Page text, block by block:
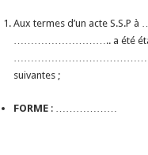
Aux termes d’un acte
……………………….. a été établi
………………………………… dont
suivantes ;
FORME : ………………